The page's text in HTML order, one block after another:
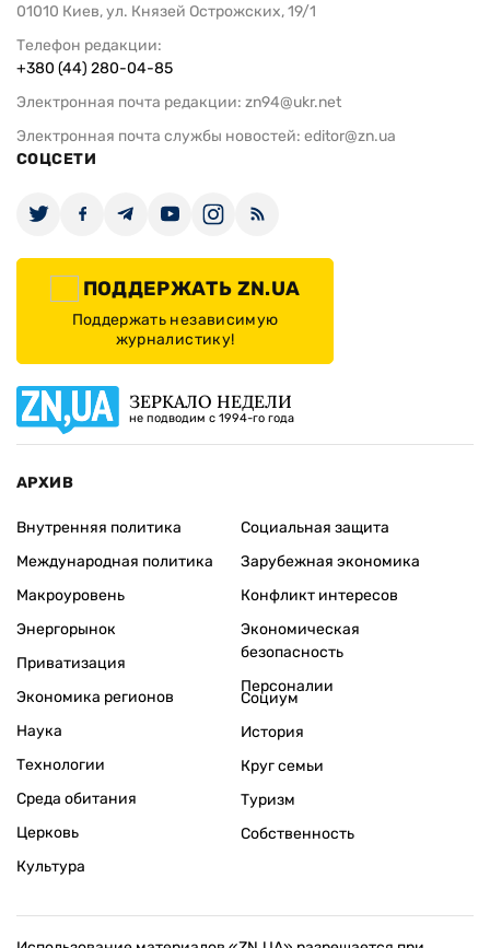
01010 Киев, ул. Князей Острожских, 19/1
Телефон редакции:
+380 (44) 280-04-85
Электронная почта редакции: zn94@ukr.net
Электронная почта службы новостей: editor@zn.ua
СОЦСЕТИ
ПОДДЕРЖАТЬ ZN.UA
Поддержать независимую
журналистику!
ЗЕРКАЛО НЕДЕЛИ
не подводим с 1994-го года
АРХИВ
Внутренняя политика
Международная политика
Макроуровень
Энергорынок
Приватизация
Экономика регионов
Социальная защита
Зарубежная экономика
Конфликт интересов
Экономическая
безопасность
Персоналии
Наука
Технологии
Среда обитания
Церковь
Культура
Социум
История
Круг семьи
Туризм
Собственность